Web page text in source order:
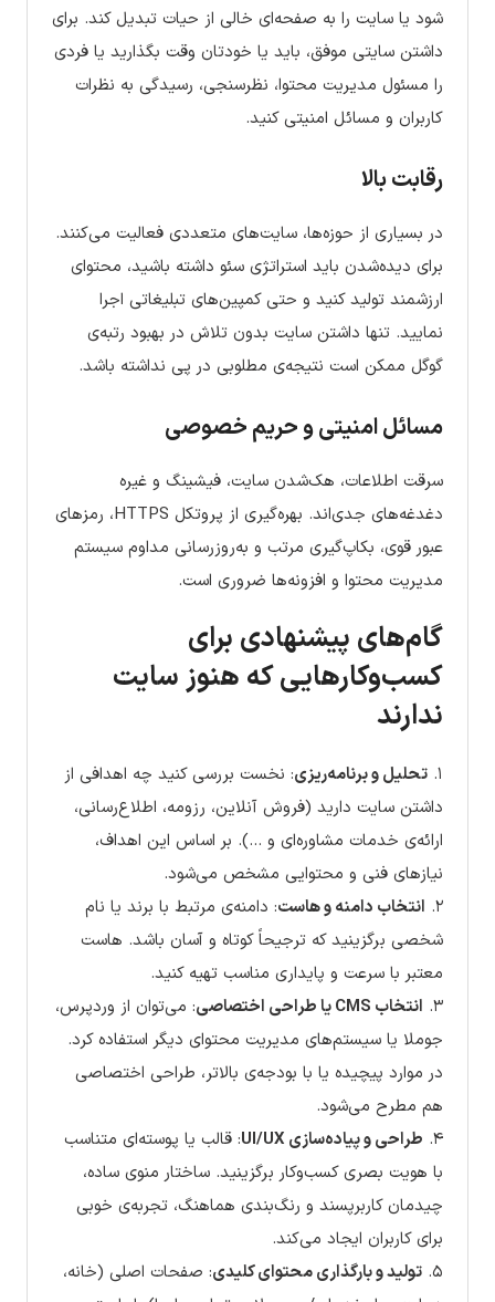
شود یا سایت را به صفحه‌ای خالی از حیات تبدیل کند. برای
داشتن سایتی موفق، باید یا خودتان وقت بگذارید یا فردی
را مسئول مدیریت محتوا، نظرسنجی، رسیدگی به نظرات
کاربران و مسائل امنیتی کنید.
رقابت بالا
در بسیاری از حوزه‌ها، سایت‌های متعددی فعالیت می‌کنند.
برای دیده‌شدن باید استراتژی سئو داشته باشید، محتوای
ارزشمند تولید کنید و حتی کمپین‌های تبلیغاتی اجرا
نمایید. تنها داشتن سایت بدون تلاش در بهبود رتبه‌ی
گوگل ممکن است نتیجه‌ی مطلوبی در پی نداشته باشد.
مسائل امنیتی و حریم خصوصی
سرقت اطلاعات، هک‌شدن سایت، فیشینگ و غیره
دغدغه‌های جدی‌اند. بهره‌گیری از پروتکل HTTPS، رمزهای
عبور قوی، بکاپ‌گیری مرتب و به‌روزرسانی مداوم سیستم
مدیریت محتوا و افزونه‌ها ضروری است.
گام‌های پیشنهادی برای
کسب‌وکارهایی که هنوز سایت
ندارند
۱. تحلیل و برنامه‌ریزی: نخست بررسی کنید چه اهدافی از
داشتن سایت دارید (فروش آنلاین، رزومه، اطلاع‌رسانی،
ارائه‌ی خدمات مشاوره‌ای و …). بر اساس این اهداف،
نیازهای فنی و محتوایی مشخص می‌شود.
۲. انتخاب دامنه و هاست: دامنه‌ی مرتبط با برند یا نام
شخصی برگزینید که ترجیحاً کوتاه و آسان باشد. هاست
معتبر با سرعت و پایداری مناسب تهیه کنید.
۳. انتخاب CMS یا طراحی اختصاصی
: می‌توان از وردپرس،
جوملا یا سیستم‌های مدیریت محتوای دیگر استفاده کرد.
در موارد پیچیده یا با بودجه‌ی بالاتر، طراحی اختصاصی
هم مطرح می‌شود.
۴. طراحی و پیاده‌سازی UI/UX
: قالب یا پوسته‌ای متناسب
با هویت بصری کسب‌وکار برگزینید. ساختار منوی ساده،
چیدمان کاربرپسند و رنگ‌بندی هماهنگ، تجربه‌ی خوبی
برای کاربران ایجاد می‌کند.
۵. تولید و بارگذاری محتوای کلیدی: صفحات اصلی (خانه،